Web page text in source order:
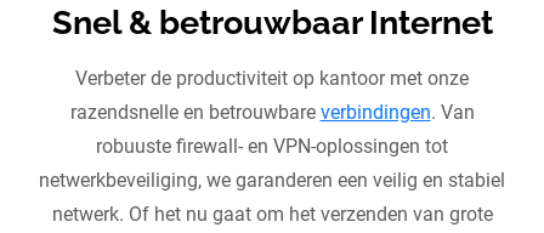
Snel & betrouwbaar Internet
Verbeter de productiviteit op kantoor met onze
razendsnelle en betrouwbare verbindingen. Van
robuuste firewall- en VPN-oplossingen tot
netwerkbeveiliging, we garanderen een veilig en stabiel
netwerk. Of het nu gaat om het verzenden van grote